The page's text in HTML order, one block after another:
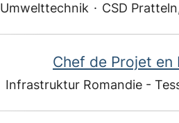
Umwelttechnik · CSD
Chef de Projet
Infrastruktur Romandie -